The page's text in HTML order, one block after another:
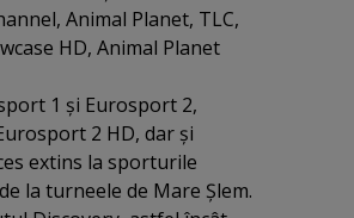
Animal Planet, TLC,
HD, Animal Planet
1 şi Eurosport 2,
2 HD, dar şi
extins la sporturile
la turneele de Mare Şlem.